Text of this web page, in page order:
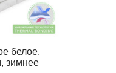
белое,
зимнее